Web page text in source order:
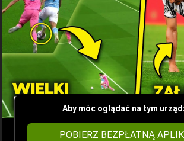
Aby móc oglądać na tym
POBIERZ BEZPŁATNĄ